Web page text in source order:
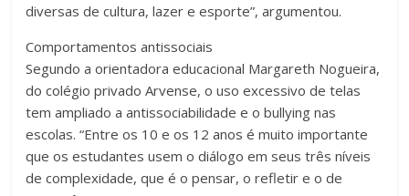
diversas de cultura, lazer e esporte”, argumentou.
Comportamentos antissociais
Segundo a orientadora educacional Margareth Nogueira,
do colégio privado Arvense, o uso excessivo de telas
tem ampliado a antissociabilidade e o bullying nas
escolas. “Entre os 10 e os 12 anos é muito importante
que os estudantes usem o diálogo em seus três níveis
de complexidade, que é o pensar, o refletir e o de